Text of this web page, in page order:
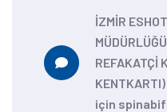
İZMİR
REFAKATÇİ
için